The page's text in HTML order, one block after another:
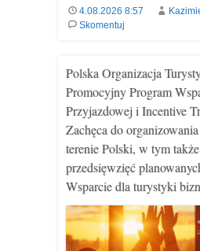
4.08.2026 8:57
Skomentuj
Polska Organizacja
Promocyjny Program
Przyjazdowej i Incentive
Zachęca do
terenie Polski, w tym
przedsięwzięć
Wsparcie dla turystyki